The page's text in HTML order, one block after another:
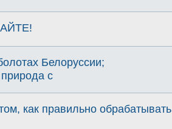
Белоруссии;
с
как правильно обрабатывать